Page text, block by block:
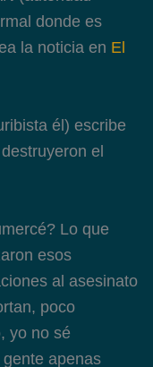
donde es
la noticia en El
él) escribe
el
Lo que
esos
al asesinato
poco
yo no sé
apenas